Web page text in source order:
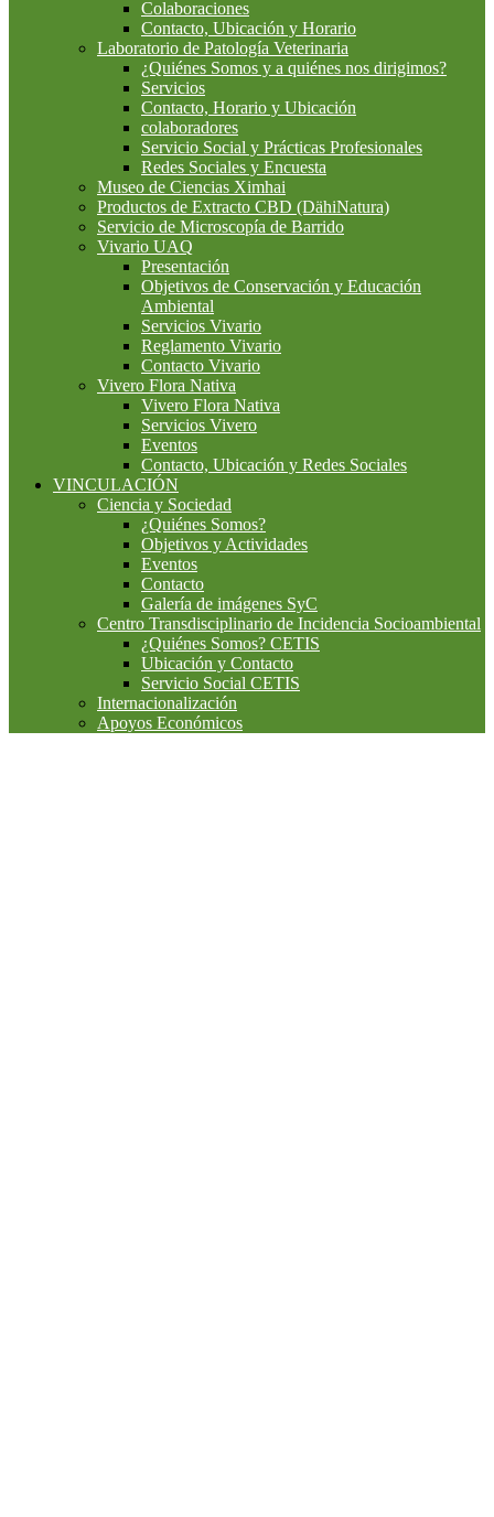
Colaboraciones
Contacto, Ubicación y Horario
Laboratorio de Patología Veterinaria
¿Quiénes Somos y a quiénes nos dirigimos?
Servicios
Contacto, Horario y Ubicación
colaboradores
Servicio Social y Prácticas Profesionales
Redes Sociales y Encuesta
Museo de Ciencias Ximhai
Productos de Extracto CBD (DähiNatura)
Servicio de Microscopía de Barrido
Vivario UAQ
Presentación
Objetivos de Conservación y Educación
Ambiental
Servicios Vivario
Reglamento Vivario
Contacto Vivario
Vivero Flora Nativa
Vivero Flora Nativa
Servicios Vivero
Eventos
Contacto, Ubicación y Redes Sociales
VINCULACIÓN
Ciencia y Sociedad
¿Quiénes Somos?
Objetivos y Actividades
Eventos
Contacto
Galería de imágenes SyC
Centro Transdisciplinario de Incidencia Socioambiental
¿Quiénes Somos? CETIS
Ubicación y Contacto
Servicio Social CETIS
Internacionalización
Apoyos Económicos